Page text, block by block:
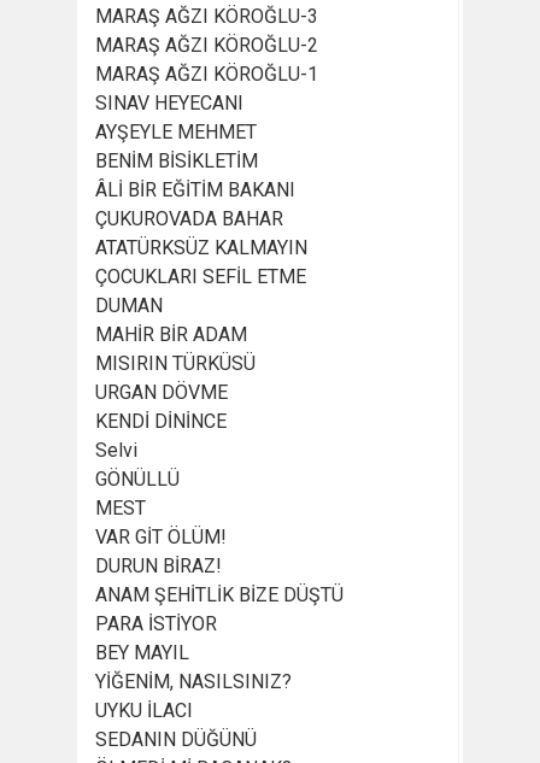
MARAŞ AĞZI KÖROĞLU-3
MARAŞ AĞZI KÖROĞLU-2
MARAŞ AĞZI KÖROĞLU-1
SINAV HEYECANI
AYŞEYLE MEHMET
BENİM BİSİKLETİM
ÂLİ BİR EĞİTİM BAKANI
ÇUKUROVADA BAHAR
ATATÜRKSÜZ KALMAYIN
ÇOCUKLARI SEFİL ETME
DUMAN
MAHİR BİR ADAM
MISIRIN TÜRKÜSÜ
URGAN DÖVME
KENDİ DİNİNCE
Selvi
GÖNÜLLÜ
MEST
VAR GİT ÖLÜM!
DURUN BİRAZ!
ANAM ŞEHİTLİK BİZE DÜŞTÜ
PARA İSTİYOR
BEY MAYIL
YİĞENİM, NASILSINIZ?
UYKU İLACI
SEDANIN DÜĞÜNÜ